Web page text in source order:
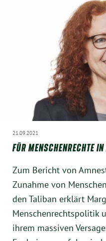
21.09.2021
FÜR MENSCHENRECHTE
Zum Bericht von
Zunahme von
den Taliban erklärt
Menschenrechtspolitik
ihrem massiven